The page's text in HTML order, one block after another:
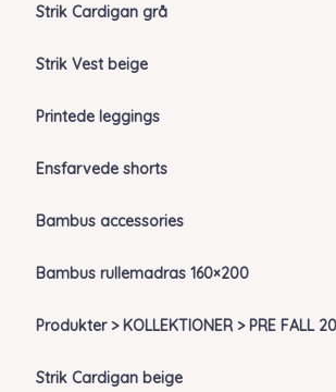
Strik Cardigan grå
Strik Vest beige
Printede leggings
Ensfarvede shorts
Bambus accessories
Bambus rullemadras 160×200
Produkter > KOLLEKTIONER > PRE FALL
Strik Cardigan beige